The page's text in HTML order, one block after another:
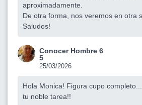
aproximadamente.
De otra forma, nos veremos en otra
Saludos!
Conocer Hombre 6
5
25/03/2026
Hola Monica! Figura cupo
tu noble tarea!!